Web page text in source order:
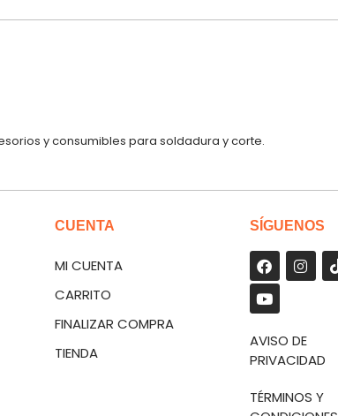
y consumibles para soldadura y corte.
CUENTA
MI CUENTA
CARRITO
FINALIZAR COMPRA
TIENDA
SÍGUENOS
AVISO DE
PRIVACIDAD
TÉRMINOS Y